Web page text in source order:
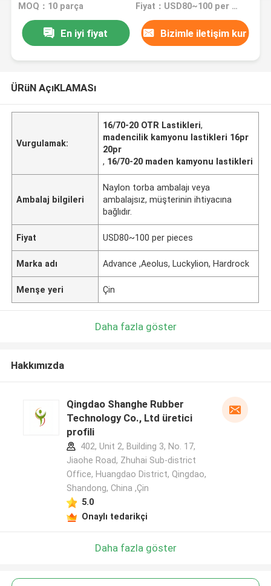
MOQ：10 parça Fiyat：USD80~100 per pieces
En iyi fiyat Bizimle iletişim kur
ÜRüN AçıKLAMASı
Vurgulamak:
16/70-20 OTR Lastikleri,
madencilik kamyonu lastikleri 16pr
20pr
, 16/70-20 maden kamyonu lastikleri
Ambalaj bilgileri
Naylon torba ambalajı veya
ambalajsız, müşterinin ihtiyacına
bağlıdır.
Fiyat USD80~100 per pieces
Marka adı Advance ,Aeolus, Luckylion, Hardrock
Menşe yeri Çin
Daha fazla göster
Hakkımızda
Qingdao Shanghe Rubber
Technology Co., Ltd üretici
profili
402, Unit 2, Building 3, No. 17,
Jiaohe Road, Zhuhai Sub-district
Office, Huangdao District, Qingdao,
Shandong, China ,Çin
5.0
Onaylı tedarikçi
Daha fazla göster